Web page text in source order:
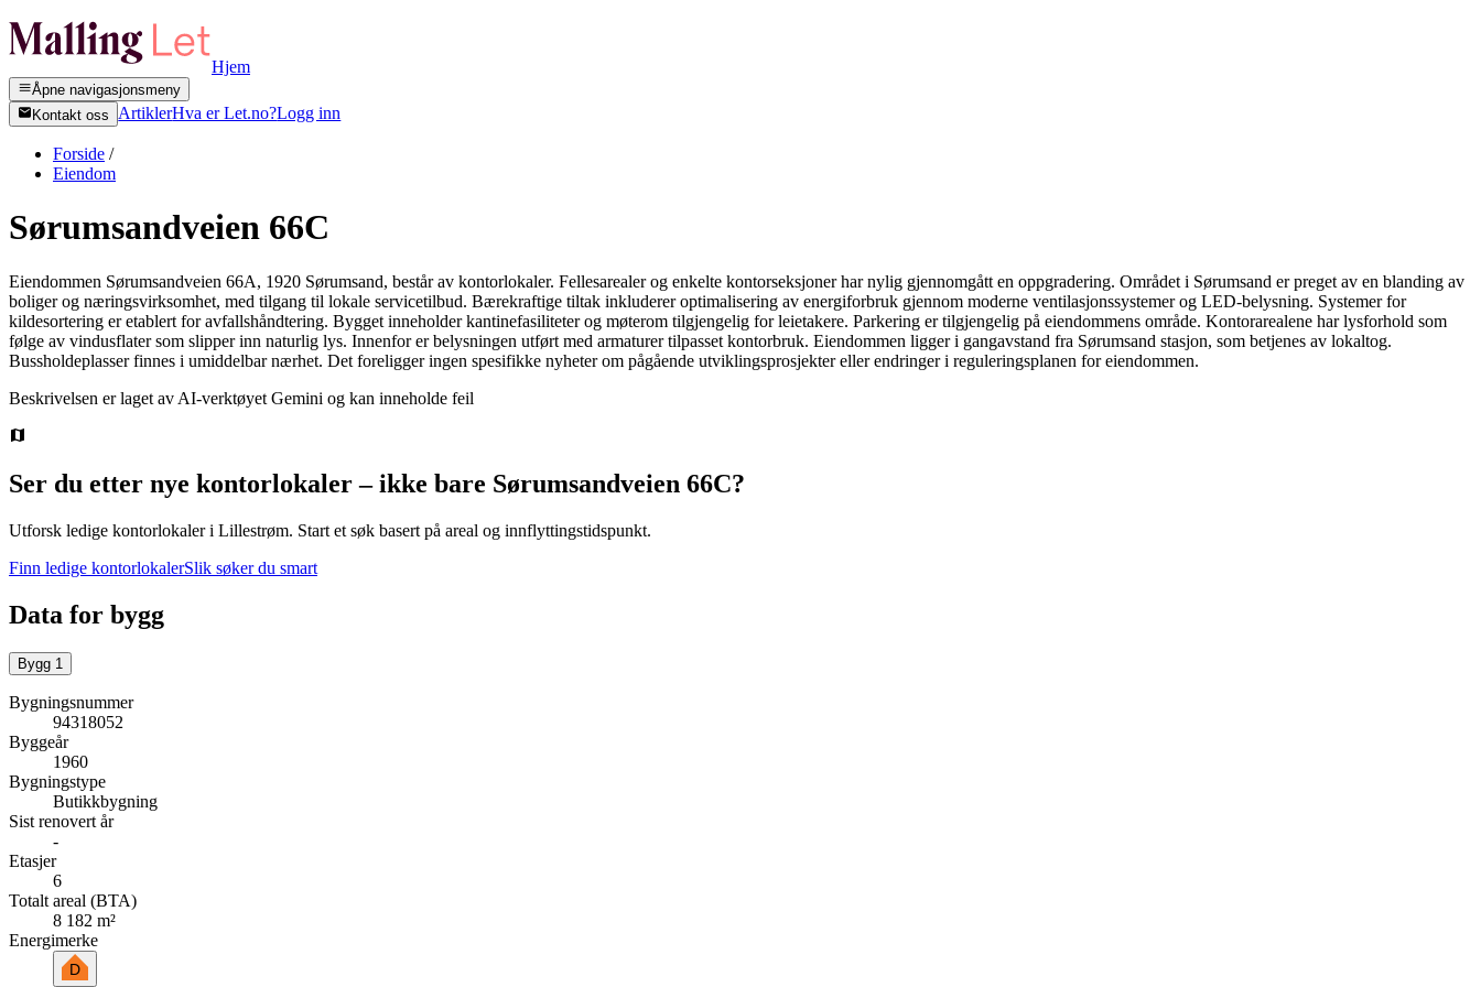
Hjem
Åpne navigasjonsmeny
Kontakt oss
ArtiklerHva er Let.no?Logg inn
Forside /
Eiendom
Sørumsandveien 66C
Eiendommen Sørumsandveien 66A, 1920 Sørumsand, består av kontorlokaler. Fellesarealer og enkelte kontorseksjoner har nylig gjennomgått en oppgradering. Området i Sørumsand er preget av en blanding av
boliger og næringsvirksomhet, med tilgang til lokale servicetilbud. Bærekraftige tiltak inkluderer optimalisering av energiforbruk gjennom moderne ventilasjonssystemer og LED-belysning. Systemer for
kildesortering er etablert for avfallshåndtering. Bygget inneholder kantinefasiliteter og møterom tilgjengelig for leietakere. Parkering er tilgjengelig på eiendommens område. Kontorarealene har lysforhold som
følge av vindusflater som slipper inn naturlig lys. Innenfor er belysningen utført med armaturer tilpasset kontorbruk. Eiendommen ligger i gangavstand fra Sørumsand stasjon, som betjenes av lokaltog.
Bussholdeplasser finnes i umiddelbar nærhet. Det foreligger ingen spesifikke nyheter om pågående utviklingsprosjekter eller endringer i reguleringsplanen for eiendommen.
Beskrivelsen er laget av AI-verktøyet Gemini og kan inneholde feil
Ser du etter nye kontorlokaler – ikke bare Sørumsandveien 66C?
Utforsk ledige kontorlokaler i Lillestrøm. Start et søk basert på areal og innflyttingstidspunkt.
Finn ledige kontorlokalerSlik søker du smart
Data for bygg
Bygg 1
Bygningsnummer
94318052
Byggeår
1960
Bygningstype
Butikkbygning
Sist renovert år
-
Etasjer
6
Totalt areal (BTA)
8 182 m²
Energimerke
D